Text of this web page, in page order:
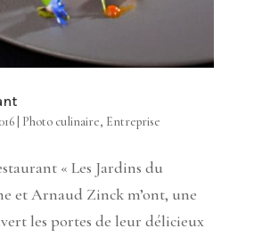
| Photo culinaire, Entreprise
« Les Jardins du
et Arnaud Zinck m’ont, une
les portes de leur délicieux